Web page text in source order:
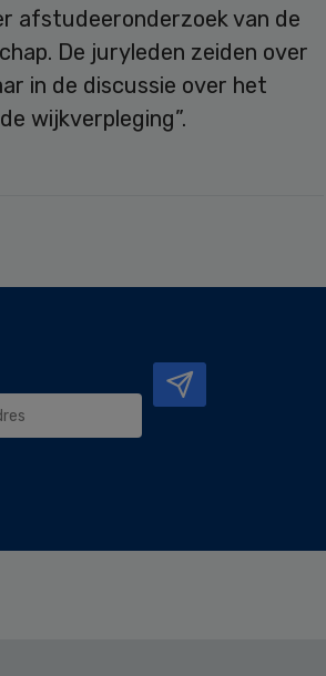
afstudeeronderzoek van de
De juryleden zeiden over
in de discussie over het
wijkverpleging”.